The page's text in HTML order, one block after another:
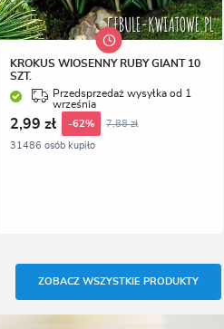
KROKUS WIOSENNY RUBY GIANT 10
SZT.
Przedsprzedaż wysyłka od 1
września
2,99 zł -62% 7,88 zł
31486 osób kupiło
ZOBACZ WSZYSTKIE PRODUKTY